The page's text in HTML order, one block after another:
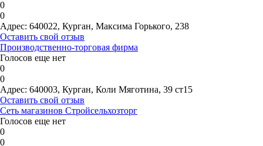
0
0
Адрес: 640022, Курган, Максима Горького, 238
Оставить свой отзыв
Производственно-торговая фирма
Голосов еще нет
0
0
Адрес: 640003, Курган, Коли Мяготина, 39 ст15
Оставить свой отзыв
Сеть магазинов Стройсельхозторг
Голосов еще нет
0
0